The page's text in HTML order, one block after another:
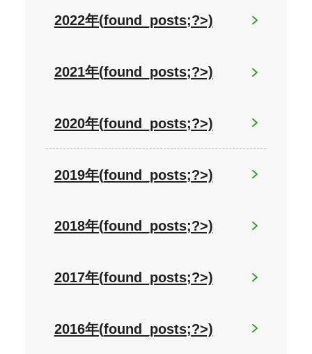
2022年(found_posts;?>)
2021年(found_posts;?>)
2020年(found_posts;?>)
2019年(found_posts;?>)
2018年(found_posts;?>)
2017年(found_posts;?>)
2016年(found_posts;?>)